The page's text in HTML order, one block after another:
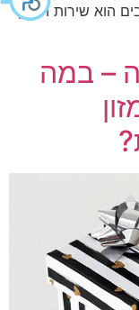
הוא שירות הניתן
– במה